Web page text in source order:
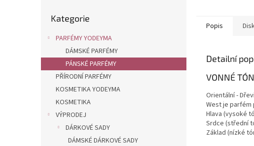
kategorie
Kategorie
PARFÉMY YODEYMA
DÁMSKÉ PARFÉMY
PÁNSKÉ PARFÉMY
PŘÍRODNÍ PARFÉMY
KOSMETIKA YODEYMA
KOSMETIKA
VÝPRODEJ
DÁRKOVÉ SADY
DÁMSKÉ DÁRKOVÉ SADY
Popis
Detailní
VONNÉ
Orientální -
West je parfém
Hlava (vysoké
Srdce (střední
Základ (nízké